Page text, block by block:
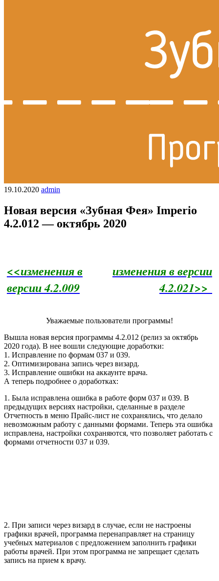
19.10.2020 admin
Новая версия «Зубная Фея» Imperio
4.2.012 — октябрь 2020
<<изменения в
версии 4.2.009
изменения в версии
4.2.021>>
Уважаемые пользователи программы!
Вышла новая версия программы 4.2.012 (релиз за октябрь
2020 года). В нее вошли следующие доработки:
1. Исправление по формам 037 и 039.
2. Оптимизирована запись через визард.
3. Исправление ошибки на аккаунте врача.
А теперь подробнее о доработках:
1. Была исправлена ошибка в работе форм 037 и 039. В
предыдущих версиях настройки, сделанные в разделе
Отчетность в меню Прайс-лист не сохранялись, что делало
невозможным работу с данными формами. Теперь эта ошибка
исправлена, настройки сохраняются, что позволяет работать с
формами отчетности 037 и 039.
2. При записи через визард в случае, если не настроены
графики врачей, программа перенаправляет на страницу
учебных материалов с предложением заполнить графики
работы врачей. При этом программа не запрещает сделать
запись на прием к врачу.